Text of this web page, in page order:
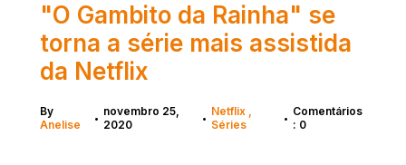
"O Gambito da Rainha" se
torna a série mais assistida
da Netflix
By
Anelise
• novembro 25,
2020
• Netflix
Séries
• Comentários
: 0